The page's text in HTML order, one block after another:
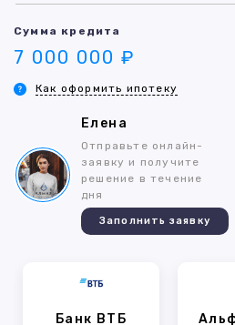
Сумма кредита
7 000 000 ₽
Как оформить ипотеку
Елена
Отправьте онлайн-
заявку и получите
решение в течение
дня
Заполнить заявку
Банк ВТБ